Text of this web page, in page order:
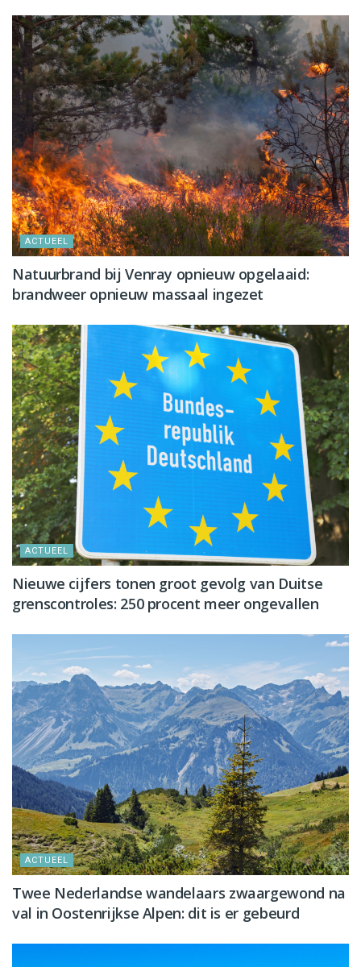
ACTUEEL
Natuurbrand bij Venray opnieuw opgelaaid:
brandweer opnieuw massaal ingezet
ACTUEEL
Nieuwe cijfers tonen groot gevolg van Duitse
grenscontroles: 250 procent meer ongevallen
ACTUEEL
Twee Nederlandse wandelaars zwaargewond na
val in Oostenrijkse Alpen: dit is er gebeurd